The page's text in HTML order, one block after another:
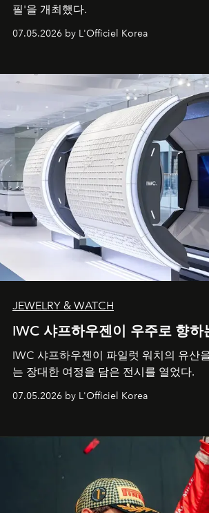
필'을 개최했다.
07.05.2026 by L'Officiel Korea
JEWELRY & WATCH
IWC 샤프하우젠이 우주로 향하
IWC 샤프하우젠이 파일럿 워치의 유산
는 장대한 여정을 담은 전시를 열었다.
07.05.2026 by L'Officiel Korea